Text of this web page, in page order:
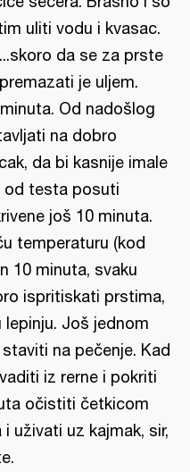
uliti vodu i kvasac.
da se za prste
je uljem.
Od nadošlog
na dobro
da bi kasnije imale
od testa posuti
još 10 minuta.
temperaturu (kod
10 minuta, svaku
ispritiskati prstima,
Još jednom
na pečenje. Kad
iz rerne i pokriti
očistiti četkicom
uživati uz kajmak, sir,